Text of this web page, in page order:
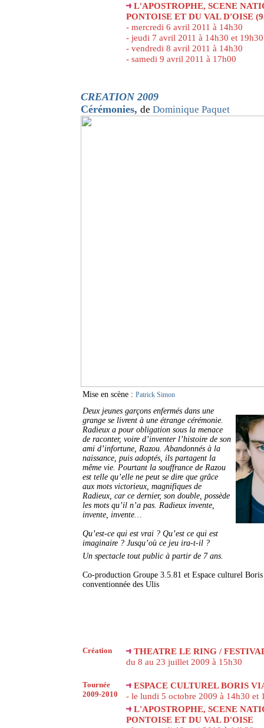
L'APOSTROPHE, SCENE
PONTOISE ET DU VAL D'OISE
- mercredi 6 avril 2011 à 14h30
- jeudi 7 avril 2011 à 14h30 et 19h30
- vendredi 8 avril 2011 à 14h30
- samedi 9 avril 2011 à 17h00
CREATION 2009
Cérémonies, de Dominique Paquet
Mise en scène : Patrick Simon
Deux jeunes garçons enfermés dans une
grange se livrent à une étrange cérémonie.
Radieux a pour obligation sous la menace
de raconter, voire d’inventer l’histoire de son
ami d’infortune, Razou. Abandonnés à la
naissance, puis adoptés, ils partagent la
même vie. Pourtant la souffrance de Razou
est telle qu’elle ne peut se dire que grâce
aux mots victorieux, magnifiques de
Radieux, car ce dernier, son double, possède
les mots qu’il n’a pas. Radieux invente,
invente, invente…
Qu’est-ce qui est vrai ? Qu’est ce qui est
imaginaire ? Jusqu’où ce jeu ira-t-il ?
Un spectacle tout public à partir de 7 ans.
Co-production Groupe 3.5.81 et Espace culturel Boris
conventionnée des Ulis
Création
THEATRE LE RING /
du 8 au 23 juillet 2009 à 15h30
Tournée
2009-2010
ESPACE CULTUREL BORIS
- le lundi 5 octobre 2009 à 14h30 et
L'APOSTROPHE, SCENE
PONTOISE ET DU VAL D'OISE